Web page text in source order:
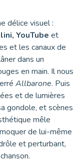
délice visuel :
YouTube et
et les canaux de
dans un
en main. Il nous
Allbarone. Puis
et de lumières
gondole, et scènes
mêle
de lui-même
et perturbant,